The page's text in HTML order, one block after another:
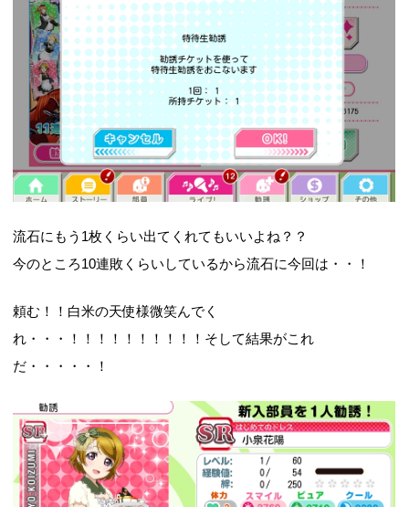
流石にもう1枚くらい出てくれてもいいよね？？
今のところ10連敗くらいしているから流石に今回は・・！
頼む！！白米の天使様微笑んでく
れ・・・！！！！！！！！！！そして結果がこれ
だ・・・・・！